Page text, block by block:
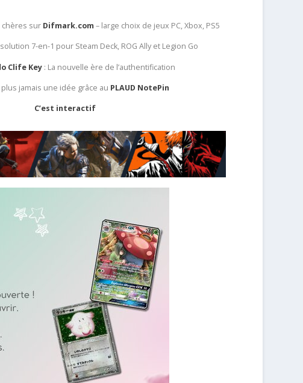
chères sur Difmark.com – large choix de jeux PC, Xbox, PS5
solution 7-en-1 pour Steam Deck, ROG Ally et Legion Go
Clife Key : La nouvelle ère de l’authentification
jamais une idée grâce au PLAUD NotePin
C’est interactif